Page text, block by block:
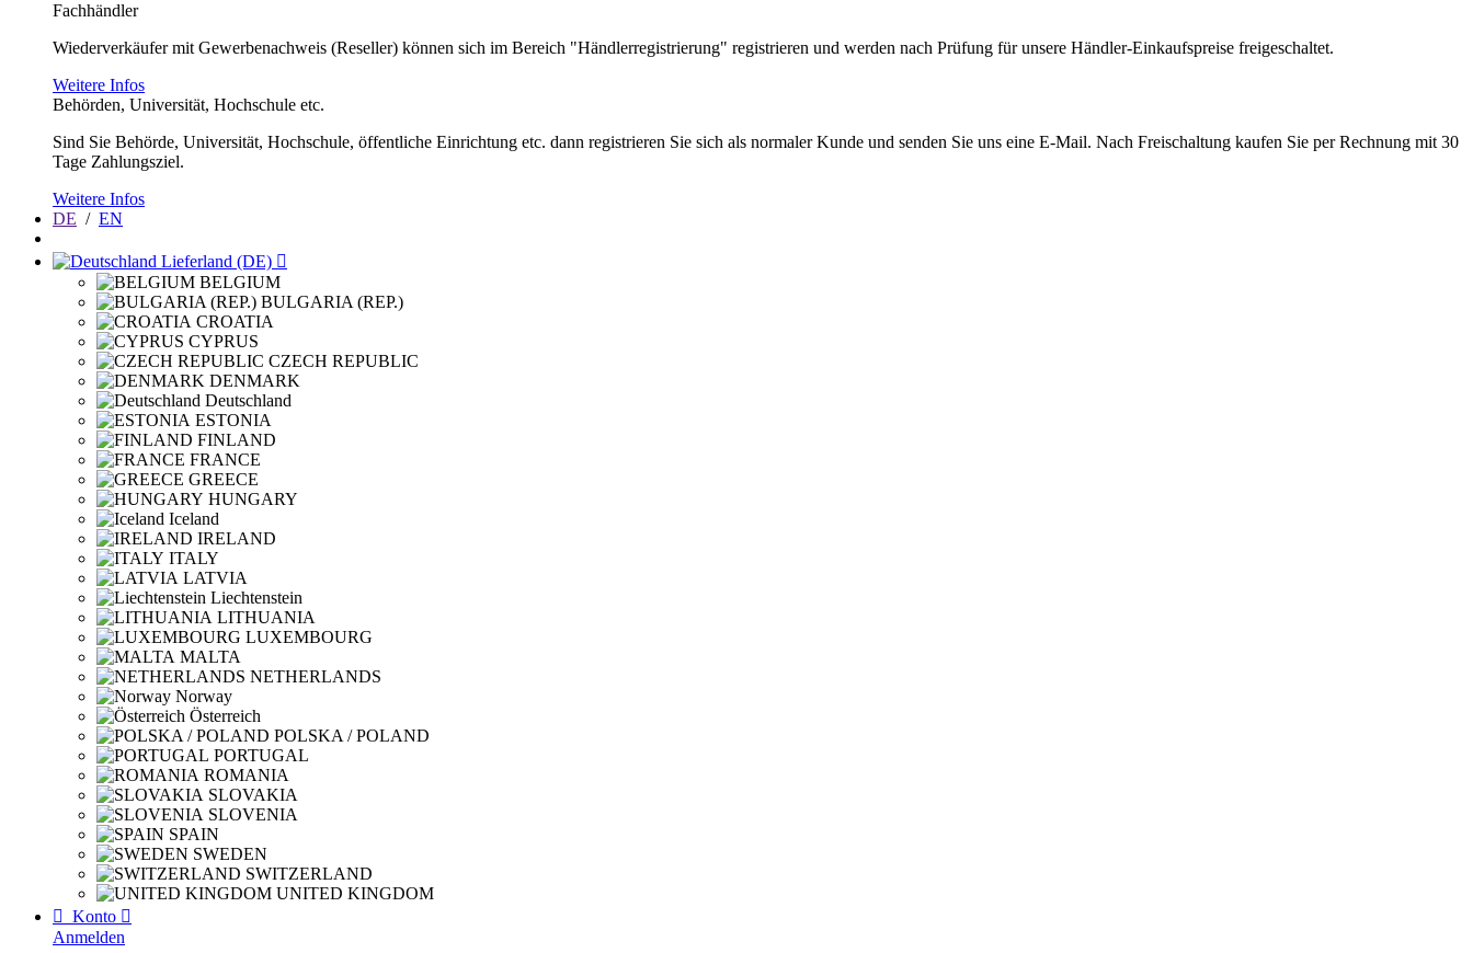
Fachhändler
Wiederverkäufer mit Gewerbenachweis (Reseller) können sich im Bereich "Händlerregistrierung" registrieren und werden nach Prüfung für unsere Händler-Einkaufspreise freigeschaltet.
Weitere Infos
Behörden, Universität, Hochschule etc.
Sind Sie Behörde, Universität, Hochschule, öffentliche Einrichtung etc. dann registrieren Sie sich als normaler Kunde und senden Sie uns eine E-Mail. Nach Freischaltung kaufen Sie per Rechnung mit 30
Tage Zahlungsziel.
Weitere Infos
DE / EN
Lieferland (DE) 
BELGIUM
BULGARIA (REP.)
CROATIA
CYPRUS
CZECH REPUBLIC
DENMARK
Deutschland
ESTONIA
FINLAND
FRANCE
GREECE
HUNGARY
Iceland
IRELAND
ITALY
LATVIA
Liechtenstein
LITHUANIA
LUXEMBOURG
MALTA
NETHERLANDS
Norway
Österreich
POLSKA / POLAND
PORTUGAL
ROMANIA
SLOVAKIA
SLOVENIA
SPAIN
SWEDEN
SWITZERLAND
UNITED KINGDOM
 Konto 
Anmelden